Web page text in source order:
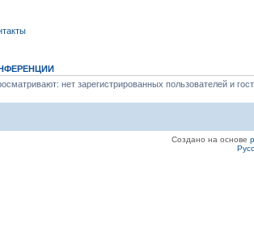
нет зарегистрированных пользователей и
Создано на основе